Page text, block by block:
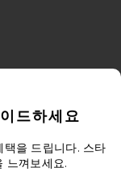
드하세요
을 드립니다. 스타
느껴보세요.